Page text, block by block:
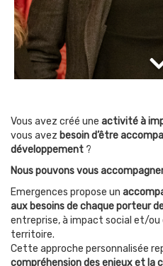
Vous avez créé une activité à
vous avez besoin d’être
développement ?
Nous pouvons vous
Emergences propose un
aux besoins de chaque porteur
entreprise, à impact social et/
territoire.
Cette approche personnalisée
compréhension des enjeux et